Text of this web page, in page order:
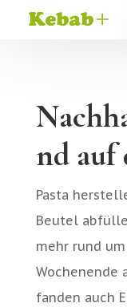
nd auf
Pasta
Beutel
mehr rund
Wochenende
fanden auch